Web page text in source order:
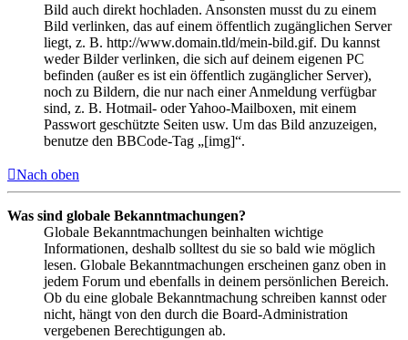
Bild auch direkt hochladen. Ansonsten musst du zu einem
Bild verlinken, das auf einem öffentlich zugänglichen Server
liegt, z. B. http://www.domain.tld/mein-bild.gif. Du kannst
weder Bilder verlinken, die sich auf deinem eigenen PC
befinden (außer es ist ein öffentlich zugänglicher Server),
noch zu Bildern, die nur nach einer Anmeldung verfügbar
sind, z. B. Hotmail- oder Yahoo-Mailboxen, mit einem
Passwort geschützte Seiten usw. Um das Bild anzuzeigen,
benutze den BBCode-Tag „[img]“.
Nach oben
Was sind globale Bekanntmachungen?
Globale Bekanntmachungen beinhalten wichtige
Informationen, deshalb solltest du sie so bald wie möglich
lesen. Globale Bekanntmachungen erscheinen ganz oben in
jedem Forum und ebenfalls in deinem persönlichen Bereich.
Ob du eine globale Bekanntmachung schreiben kannst oder
nicht, hängt von den durch die Board-Administration
vergebenen Berechtigungen ab.